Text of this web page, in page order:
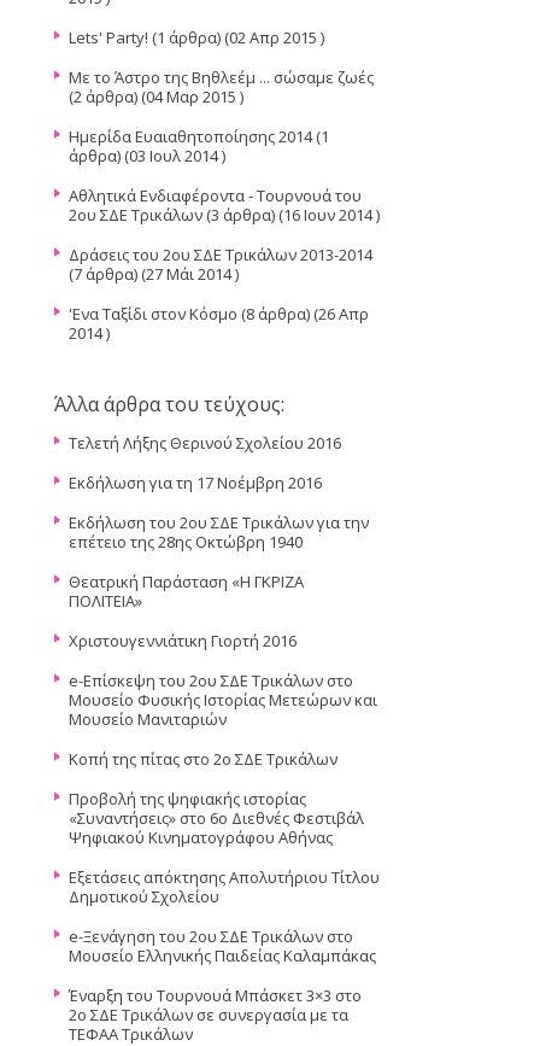
Lets' Party! (1 άρθρα) (02 Απρ 2015 )
Με το Άστρο της Βηθλεέμ ... σώσαμε ζωές
(2 άρθρα) (04 Μαρ 2015 )
Ημερίδα Ευαιαθητοποίησης 2014(1
άρθρα) (03 Ιουλ 2014 )
Αθλητικά Ενδιαφέροντα - Τουρνουά του
2ου ΣΔΕ Τρικάλων (3 άρθρα) (16 Ιουν 2014 )
Δράσεις του 2ου ΣΔΕ Τρικάλων 2013-2014
(7 άρθρα) (27 Μάι 2014 )
'Ενα Ταξίδι στον Κόσμο (8 άρθρα) (26 Απρ
2014 )
Άλλα άρθρα του τεύχους:
Τελετή Λήξης Θερινού Σχολείου 2016
Εκδήλωση για τη 17 Νοέμβρη 2016
Εκδήλωση του 2ου ΣΔΕ Τρικάλων για την
επέτειο της 28ης Οκτώβρη 1940
Θεατρική Παράσταση «Η ΓΚΡΙΖΑ
ΠΟΛΙΤΕΙΑ»
Χριστουγεννιάτικη Γιορτή 2016
e-Επίσκεψη του 2ου ΣΔΕ Τρικάλων στο
Μουσείο Φυσικής Ιστορίας Μετεώρων και
Μουσείο Μανιταριών
Κοπή της πίτας στο 2ο ΣΔΕ Τρικάλων
Προβολή της ψηφιακής ιστορίας
«Συναντήσεις» στο 6ο Διεθνές Φεστιβάλ
Ψηφιακού Κινηματογράφου Αθήνας
Εξετάσεις απόκτησης Απολυτήριου Τίτλου
Δημοτικού Σχολείου
e-Ξενάγηση του 2ου ΣΔΕ Τρικάλων στο
Μουσείο Ελληνικής Παιδείας Καλαμπάκας
Έναρξη του Τουρνουά Μπάσκετ 3×3 στο
2ο ΣΔΕ Τρικάλων σε συνεργασία με τα
ΤΕΦΑΑ Τρικάλων